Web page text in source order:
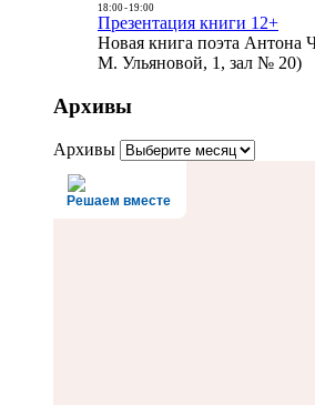
18:00- 19:00
Презентация книги 12+
Новая книга поэта Антона
М. Ульяновой, 1, зал № 20)
Архивы
Архивы
Решаем вместе